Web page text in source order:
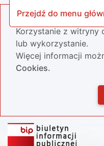
Przejdź do menu
Nasza strona
Korzystanie z witryny
lub wykorzystanie.
Więcej informacji
Cookies.